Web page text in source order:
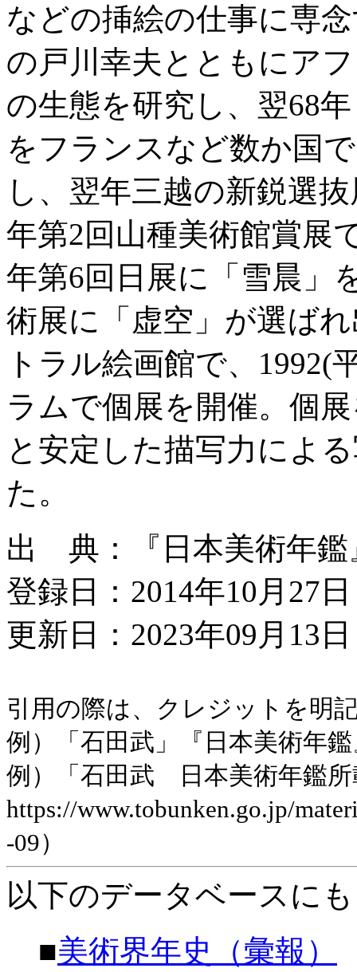
などの挿絵の仕事に専
の戸川幸夫とともにア
の生態を研究し、翌68
をフランスなど数か国
し、翌年三越の新鋭選
年第2回山種美術館賞展
年第6回日展に「雪晨」
術展に「虚空」が選ば
トラル絵画館で、1992(
ラムで個展を開催。個
と安定した描写力によ
た。
出 典：『日本美術年鑑
登録日：2014年10月27日
更新日：2023年09月13
引用の際は、クレジットを明
例）「石田武」『日本美術年
例）「石田武 日本美術年鑑所
https://www.tobunken.go.jp/
-09）
以下のデータベースに
■美術界年史（彙報）